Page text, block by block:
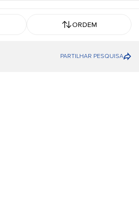
ORDEM
PARTILHAR PESQUISA